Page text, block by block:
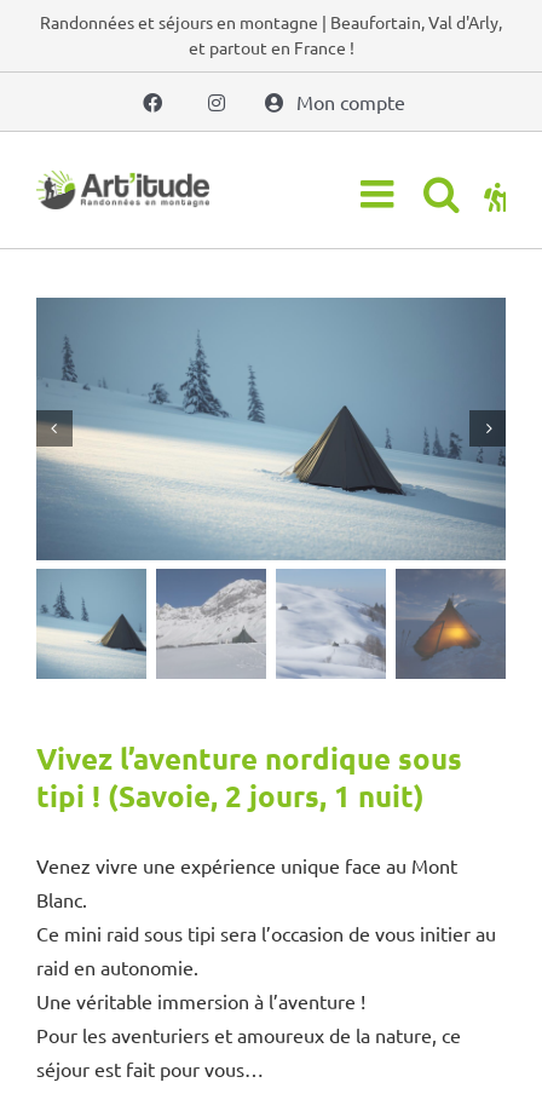
PasserRandonnées et séjours en montagne | Beaufortain, Val d'Arly,
et partout en France !
Mon compte
Vivez l’aventure nordique sous
tipi ! (Savoie, 2 jours, 1 nuit)
Venez vivre une expérience unique face au Mont
Blanc.
Ce mini raid sous tipi sera l’occasion de vous initier au
raid en autonomie.
Une véritable immersion à l’aventure !
Pour les aventuriers et amoureux de la nature, ce
séjour est fait pour vous…